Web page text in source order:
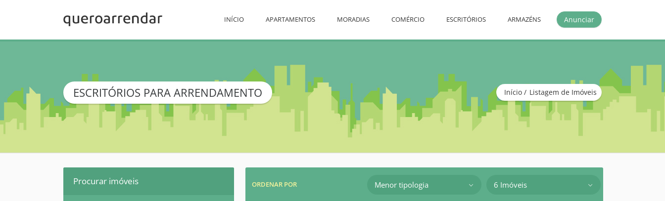
Anunciar
INÍCIO APARTAMENTOS MORADIAS COMÉRCIO ESCRITÓRIOS ARMAZÉNS
ESCRITÓRIOS PARA ARRENDAMENTO Início Listagem de Imóveis
Procurar imóveis ORDENAR POR Menor tipologia 6 Imóveis